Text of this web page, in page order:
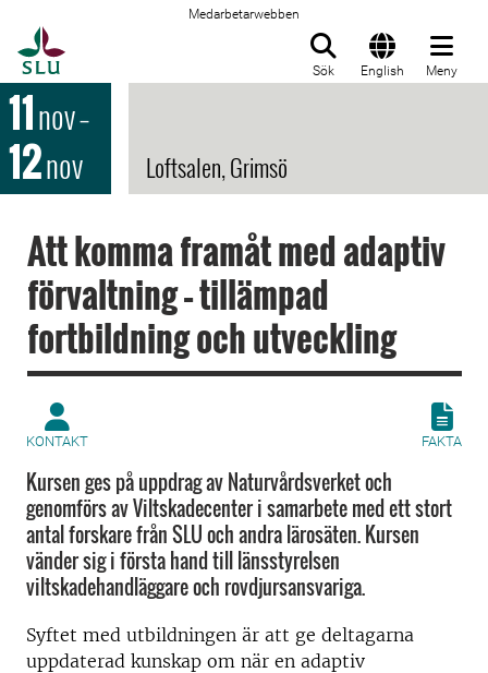
Medarbetarwebben
Sök English Meny
11nov–
12nov Loftsalen, Grimsö
Att komma framåt med adaptiv
förvaltning – tillämpad
fortbildning och utveckling
KONTAKT FAKTA
Kursen ges på uppdrag av Naturvårdsverket och
genomförs av Viltskadecenter i samarbete med ett stort
antal forskare från SLU och andra lärosäten. Kursen
vänder sig i första hand till länsstyrelsen
viltskadehandläggare och rovdjursansvariga.
Syftet med utbildningen är att ge deltagarna
uppdaterad kunskap om när en adaptiv